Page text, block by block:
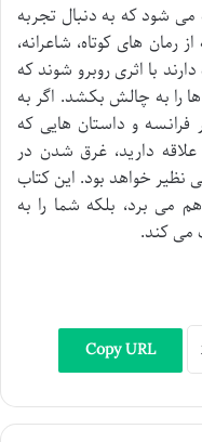
می شود که به دنبال تجربه
های کوتاه، شاعرانه،
با اثری روبرو شوند که
را به چالش بکشد. اگر به
و داستان هایی که
دارید، غرق شدن در
نظیر خواهد بود. این کتاب
می برد، بلکه شما را به
می کند.
Copy URL